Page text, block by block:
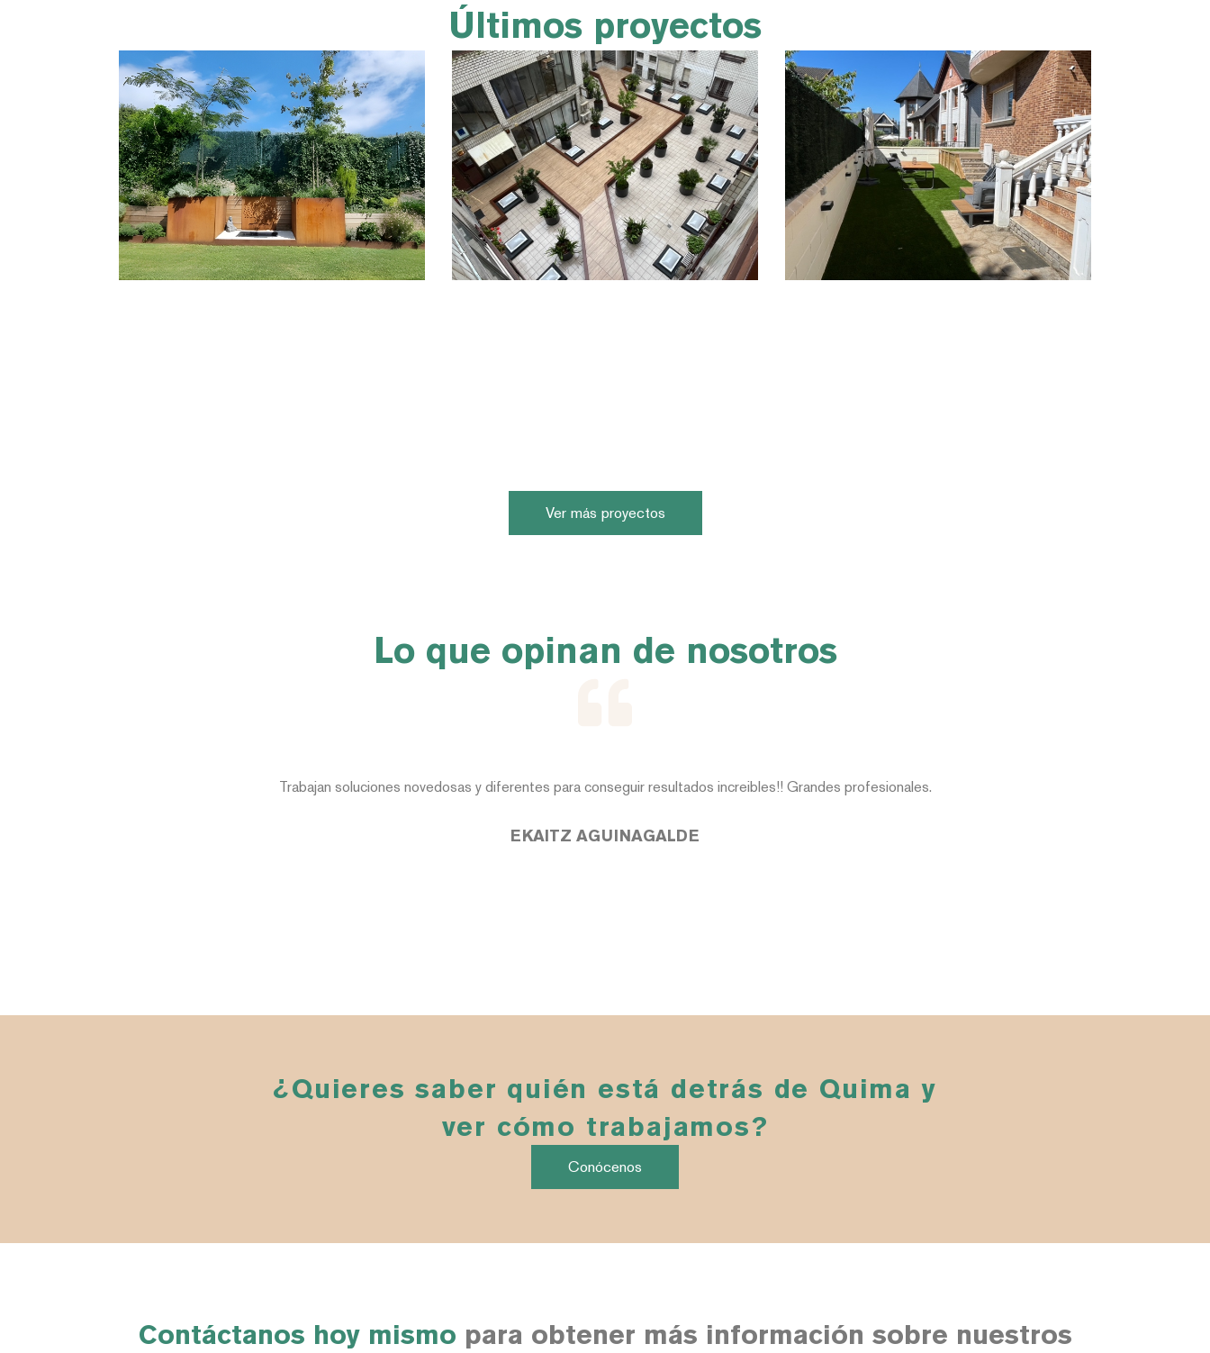
Últimos proyectos
Ver más proyectos
Lo que opinan de nosotros
Trabajan soluciones novedosas y diferentes para conseguir resultados increibles!! Grandes profesionales.
EKAITZ AGUINAGALDE
¿Quieres saber quién está detrás de Quima y
ver cómo trabajamos?
Conócenos
Contáctanos hoy mismo para obtener más información sobre nuestros